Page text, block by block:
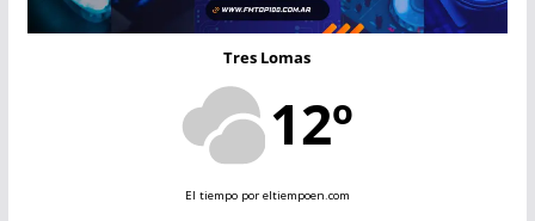
Tres Lomas
12º
El tiempopor eltiempoen.com